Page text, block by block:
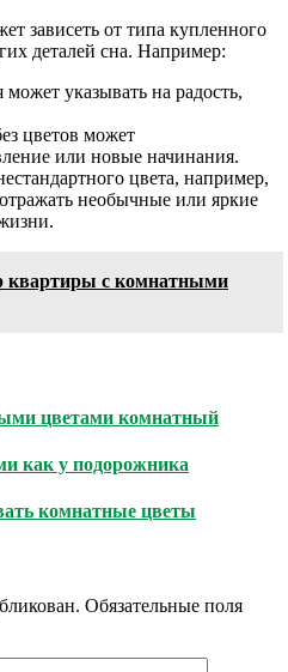
зависеть от типа купленного
деталей сна. Например:
указывать на радость,
цветов может
или новые начинания.
цвета, например,
необычные или яркие
квартиры с комнатными
цветами комнатный
как у подорожника
комнатные цветы
Обязательные поля